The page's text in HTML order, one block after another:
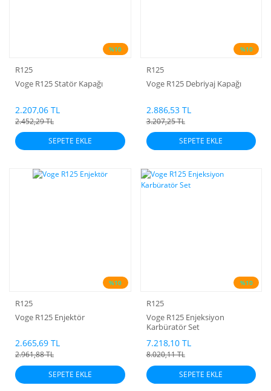
%10
R125
Voge R125 Statör Kapağı
2.207,06 TL
2.452,29 TL
SEPETE EKLE
%10
R125
Voge R125 Debriyaj Kapağı
2.886,53 TL
3.207,25 TL
SEPETE EKLE
%10
R125
Voge R125 Enjektör
2.665,69 TL
2.961,88 TL
SEPETE EKLE
%10
R125
Voge R125 Enjeksiyon
Karbüratör Set
7.218,10 TL
8.020,11 TL
SEPETE EKLE